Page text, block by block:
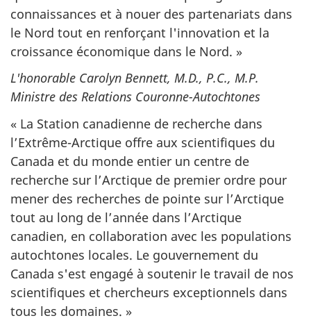
connaissances et à nouer des partenariats dans
le Nord tout en renforçant l'innovation et la
croissance économique dans le Nord. »
L'honorable Carolyn Bennett, M.D., P.C., M.P.
Ministre des Relations Couronne-Autochtones
« La Station canadienne de recherche dans
l’Extrême-Arctique offre aux scientifiques du
Canada et du monde entier un centre de
recherche sur l’Arctique de premier ordre pour
mener des recherches de pointe sur l’Arctique
tout au long de l’année dans l’Arctique
canadien, en collaboration avec les populations
autochtones locales. Le gouvernement du
Canada s'est engagé à soutenir le travail de nos
scientifiques et chercheurs exceptionnels dans
tous les domaines. »